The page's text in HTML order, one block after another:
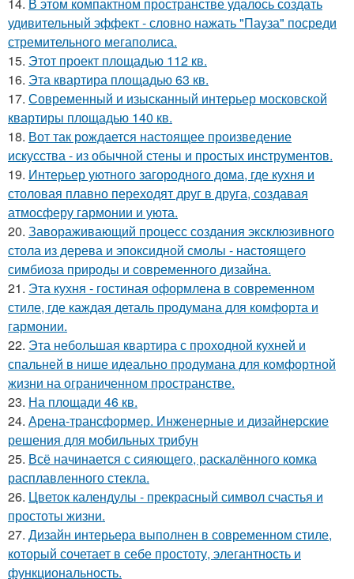
удивительный эффект - словно нажать "Пауза" посреди
стремительного мегаполиса.
15. Этот проект площадью 112 кв.
16. Эта квартира площадью 63 кв.
17. Современный и изысканный интерьер московской
квартиры площадью 140 кв.
18. Вот так рождается настоящее произведение
искусства - из обычной стены и простых инструментов.
19. Интерьер уютного загородного дома, где кухня и
столовая плавно переходят друг в друга, создавая
атмосферу гармонии и уюта.
20. Завораживающий процесс создания эксклюзивного
стола из дерева и эпоксидной смолы - настоящего
симбиоза природы и современного дизайна.
21. Эта кухня - гостиная оформлена в современном
стиле, где каждая деталь продумана для комфорта и
гармонии.
22. Эта небольшая квартира с проходной кухней и
спальней в нише идеально продумана для комфортной
жизни на ограниченном пространстве.
23. На площади 46 кв.
24. Арена-трансформер. Инженерные и дизайнерские
решения для мобильных трибун
25. Всё начинается с сияющего, раскалённого комка
расплавленного стекла.
26. Цветок календулы - прекрасный символ счастья и
простоты жизни.
27. Дизайн интерьера выполнен в современном стиле,
который сочетает в себе простоту, элегантность и
функциональность.